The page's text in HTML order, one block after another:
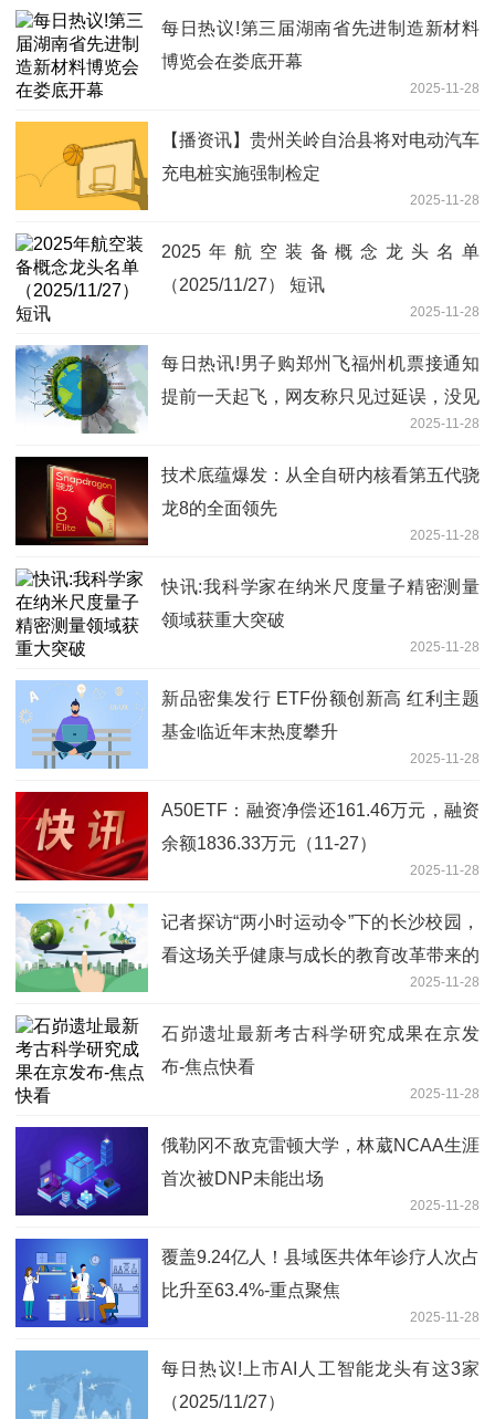
每日热议!第三届湖南省先进制造新材料
博览会在娄底开幕
2025-11-28
【播资讯】贵州关岭自治县将对电动汽车
充电桩实施强制检定
2025-11-28
2025年航空装备概念龙头名单
（2025/11/27） 短讯
2025-11-28
每日热讯!男子购郑州飞福州机票接通知
提前一天起飞，网友称只见过延误，没见
过提前，航司：当天航班取消，进行了调
整
2025-11-28
技术底蕴爆发：从全自研内核看第五代骁
龙8的全面领先
2025-11-28
快讯:我科学家在纳米尺度量子精密测量
领域获重大突破
2025-11-28
新品密集发行 ETF份额创新高 红利主题
基金临近年末热度攀升
2025-11-28
A50ETF：融资净偿还161.46万元，融资
余额1836.33万元（11-27）
2025-11-28
记者探访“两小时运动令”下的长沙校园，
看这场关乎健康与成长的教育改革带来的
新变化——每天玩够2小时，吃饭香睡眠
好胖墩少 热资讯
2025-11-28
石峁遗址最新考古科学研究成果在京发
布-焦点快看
2025-11-28
俄勒冈不敌克雷顿大学，林葳NCAA生涯
首次被DNP未能出场
2025-11-28
覆盖9.24亿人！县域医共体年诊疗人次占
比升至63.4%-重点聚焦
2025-11-28
每日热议!上市AI人工智能龙头有这3家
（2025/11/27）